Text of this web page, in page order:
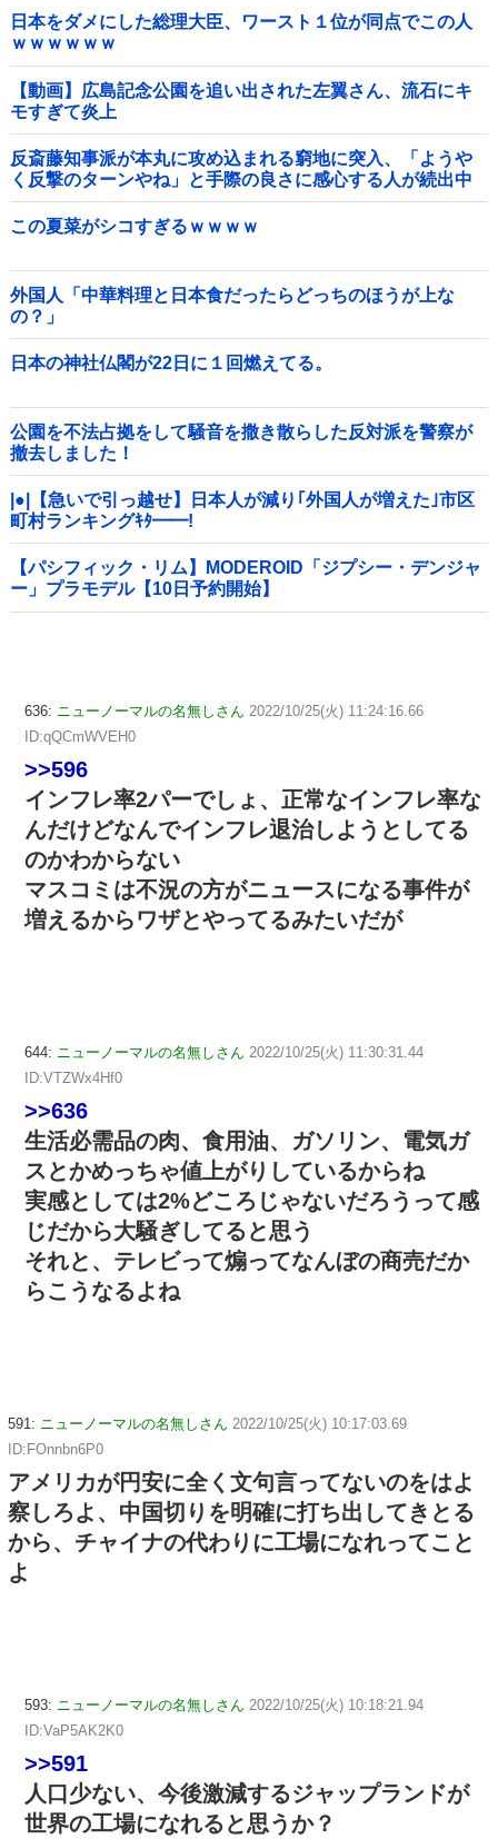
日本をダメにした総理大臣、ワースト１位が同点でこの人
ｗｗｗｗｗｗ
【動画】広島記念公園を追い出された左翼さん、流石にキ
モすぎて炎上
反斎藤知事派が本丸に攻め込まれる窮地に突入、「ようや
く反撃のターンやね」と手際の良さに感心する人が続出中
他
この夏菜がシコすぎるｗｗｗｗ
外国人「中華料理と日本食だったらどっちのほうが上な
の？」
日本の神社仏閣が22日に１回燃えてる。
公園を不法占拠をして騒音を撒き散らした反対派を警察が
撤去しました！
|●|【急いで引っ越せ】日本人が減り｢外国人が増えた｣市区
町村ランキングｷﾀ━━!
【パシフィック・リム】MODEROID「ジプシー・デンジャ
ー」プラモデル【10日予約開始】
636: ニューノーマルの名無しさん 2022/10/25(火) 11:24:16.66
ID:qQCmWVEH0
>>596
インフレ率2パーでしょ、正常なインフレ率な
んだけどなんでインフレ退治しようとしてる
のかわからない
マスコミは不況の方がニュースになる事件が
増えるからワザとやってるみたいだが
644: ニューノーマルの名無しさん 2022/10/25(火) 11:30:31.44
ID:VTZWx4Hf0
>>636
生活必需品の肉、食用油、ガソリン、電気ガ
スとかめっちゃ値上がりしているからね
実感としては2%どころじゃないだろうって感
じだから大騒ぎしてると思う
それと、テレビって煽ってなんぼの商売だか
らこうなるよね
591: ニューノーマルの名無しさん 2022/10/25(火) 10:17:03.69
ID:FOnnbn6P0
アメリカが円安に全く文句言ってないのをはよ
察しろよ、中国切りを明確に打ち出してきとる
から、チャイナの代わりに工場になれってこと
よ
593: ニューノーマルの名無しさん 2022/10/25(火) 10:18:21.94
ID:VaP5AK2K0
>>591
人口少ない、今後激減するジャップランドが
世界の工場になれると思うか？